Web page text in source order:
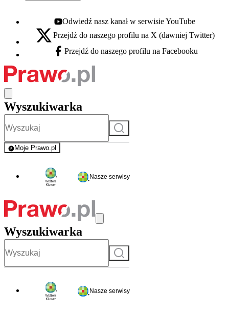
Youtube - otwiera się w nowej karcie
Odwiedź nasz kanał w serwisie YouTube
X - otwiera się w nowej karcie
Przejdź do naszego profilu na X (dawniej Twitter)
Facebook - otwiera się w nowej karcie
Przejdź do naszego profilu na Facebooku
Wyszukiwarka
Szukaj
Moje Prawo.pl
- rejestracja i logowanie do serwisu
Nasze serwisy
Wyszukiwarka
Szukaj
Nasze serwisy